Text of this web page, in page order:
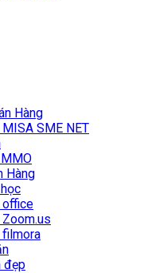
Hàng
SME NET
Hàng
office
filmora
đẹp